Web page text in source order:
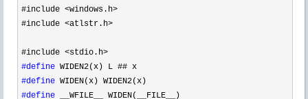
#include <windows.h>
#include <atlstr.h>
#include
#define
#define
#define __WFILE__ WIDEN(__FILE__)